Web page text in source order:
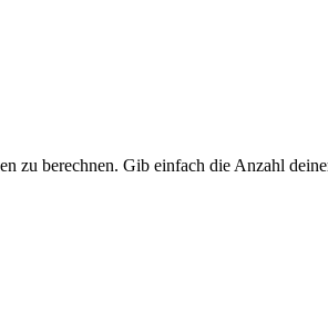
zu berechnen. Gib einfach die Anzahl